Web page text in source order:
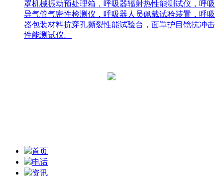
罩机械振动预处理箱，呼吸器辐射热性能测试仪，呼吸
导气管气密性检测仪，呼吸器人员佩戴试验装置，呼吸
器包装材料抗穿孔撕裂性能试验台，面罩护目镜抗冲击
性能测试仪。
首页
电话
资讯